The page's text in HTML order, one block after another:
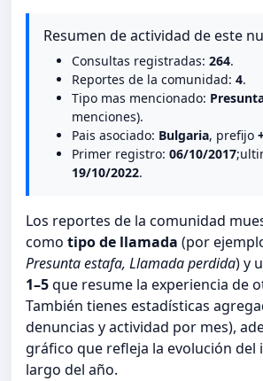
Resumen de actividad de este
Consultas registradas: 264.
Reportes de la comunidad: 4.
Tipo mas mencionado:
menciones).
Pais asociado: Bulgaria, prefijo
Primer registro: 06/10/2017
19/10/2022.
Los reportes de la comunidad
como tipo de llamada (por
Presunta estafa, Llamada perdida) y
1–5que resume la experiencia de
También tienes estadísticas
denuncias y actividad por mes),
gráfico que refleja la evolución del
largo del año.